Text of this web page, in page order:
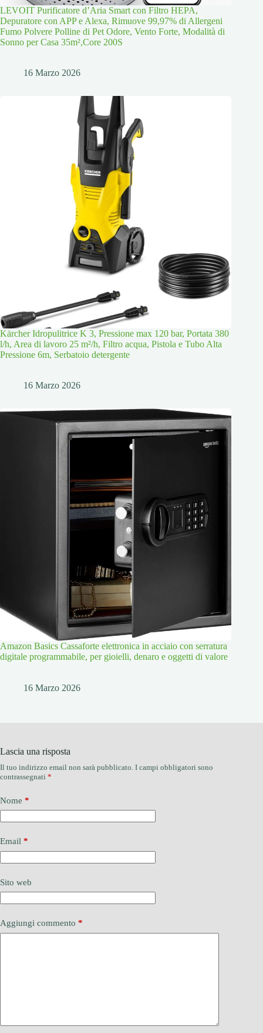
LEVOIT Purificatore d’Aria Smart con Filtro HEPA,
Depuratore con APP e Alexa, Rimuove 99,97% di Allergeni
Fumo Polvere Polline di Pet Odore, Vento Forte, Modalità di
Sonno per Casa 35m²,Core 200S
16 Marzo 2026
Kärcher Idropulitrice K 3, Pressione max 120 bar, Portata 380
l/h, Area di lavoro 25 m²/h, Filtro acqua, Pistola e Tubo Alta
Pressione 6m, Serbatoio detergente
16 Marzo 2026
Amazon Basics Cassaforte elettronica in acciaio con serratura
digitale programmabile, per gioielli, denaro e oggetti di valore
16 Marzo 2026
Lascia una risposta
Il tuo indirizzo email non sarà pubblicato. I campi obbligatori sono
contrassegnati *
Nome *
Email *
Sito web
Aggiungi commento *